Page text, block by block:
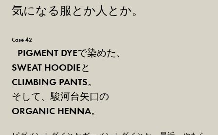
気になる服とか人とか。
Case 42
PIGMENT DYEで染めた、
SWEAT HOODIEと
CLIMBING PANTS。
そして、駿河台矢口の
ORGANIC HENNA。